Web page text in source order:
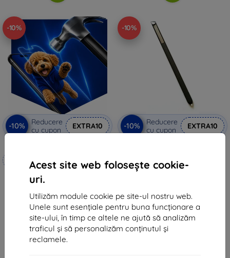
Acest site web folosește cookie-
uri.
Utilizăm module cookie pe site-ul nostru web.
Unele sunt esențiale pentru buna funcționare a
site-ului, în timp ce altele ne ajută să analizăm
traficul și să personalizăm conținutul și
reclamele.
-10%
-10%
Reducere
cu cupon
EXTRA10
Realizat la comandă
89 lei
În stoc 4 buc
-10%
-10%
Reducere
cu cupon
EXTRA10
36517D)
120 lei
Ultimul produs în stoc